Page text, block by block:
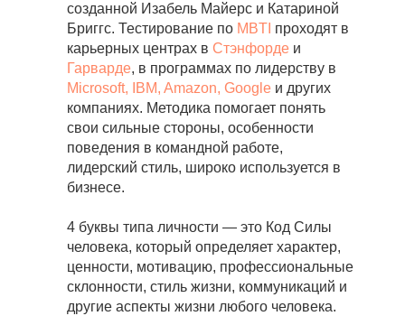
созданной Изабель Майерс и Катариной
Бриггс. Тестирование по MBTI проходят в
карьерных центрах в Стэнфорде и
Гарварде, в программах по лидерству в
Microsoft, IBM, Amazon, Google и других
компаниях. Методика помогает понять
свои сильные стороны, особенности
поведения в командной работе,
лидерский стиль, широко используется в
бизнесе.
4 буквы типа личности — это Код Силы
человека, который определяет характер,
ценности, мотивацию, профессиональные
склонности, стиль жизни, коммуникаций и
другие аспекты жизни любого человека.